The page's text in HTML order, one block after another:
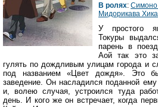
В ролях:
Мидорикава
У простого
Токуры
парень в
Аой так это
гулять по дождливым улицам города и
под названием «Цвет дождя». Это
заведение. Он насладился поданной
и, волею случая, устроился туда
день. И кого же он встречает, когда